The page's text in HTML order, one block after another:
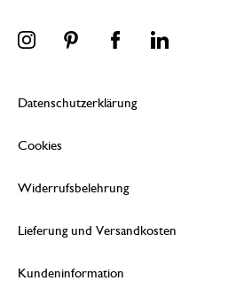
Datenschutzerklärung
Cookies
Widerrufsbelehrung
Lieferung und Versandkosten
Kundeninformation